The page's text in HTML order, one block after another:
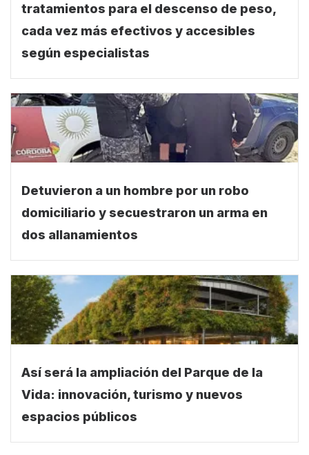
tratamientos para el descenso de peso,
cada vez más efectivos y accesibles
según especialistas
Detuvieron a un hombre por un robo
domiciliario y secuestraron un arma en
dos allanamientos
Así será la ampliación del Parque de la
Vida: innovación, turismo y nuevos
espacios públicos